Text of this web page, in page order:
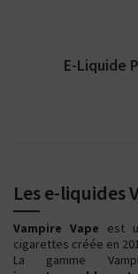
E-Liquide
Les e-liquides
Vampire Vape est
cigarettes créée en
La gamme